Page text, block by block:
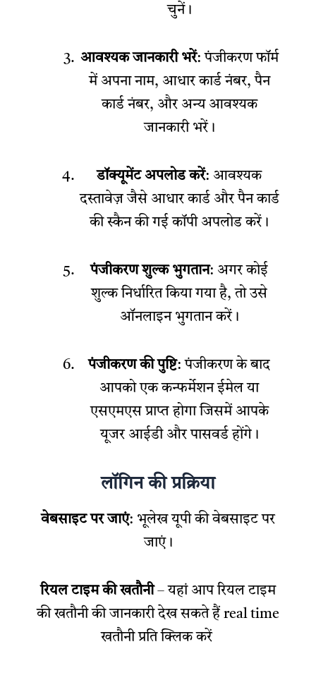
चुनें।
आवश्यक जानकारी भरें: पंजीकरण फॉर्म
में अपना नाम, आधार कार्ड नंबर, पैन
कार्ड नंबर, और अन्य आवश्यक
जानकारी भरें।
डॉक्यूमेंट अपलोड करें: आवश्यक
दस्तावेज़ जैसे आधार कार्ड और पैन कार्ड
की स्कैन की गई कॉपी अपलोड करें।
पंजीकरण शुल्क भुगतान: अगर कोई
शुल्क निर्धारित किया गया है, तो उसे
ऑनलाइन भुगतान करें।
पंजीकरण की पुष्टि: पंजीकरण के बाद
आपको एक कन्फर्मेशन ईमेल या
एसएमएस प्राप्त होगा जिसमें आपके
यूजर आईडी और पासवर्ड होंगे।
लॉगिन की प्रक्रिया
वेबसाइट पर जाएं: भूलेख यूपी की वेबसाइट पर
जाएं।
रियल टाइम की खतौनी– यहां आप रियल टाइम
की खतौनी की जानकारी देख सकते हैं real time
खतौनी प्रति क्लिक करें